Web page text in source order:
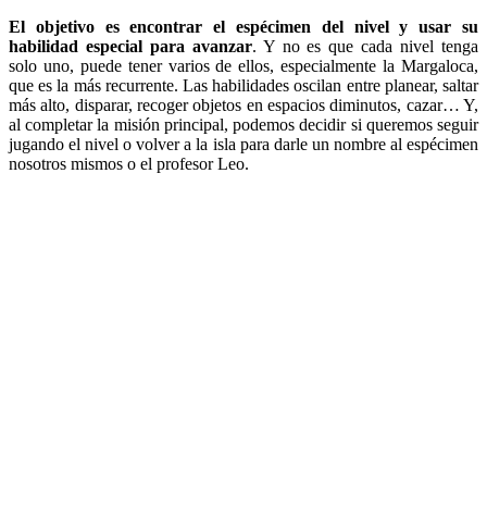
El objetivo es encontrar el espécimen del nivel y usar su
habilidad especial para avanzar. Y no es que cada nivel tenga
solo uno, puede tener varios de ellos, especialmente la Margaloca,
que es la más recurrente. Las habilidades oscilan entre planear, saltar
más alto, disparar, recoger objetos en espacios diminutos, cazar… Y,
al completar la misión principal, podemos decidir si queremos seguir
jugando el nivel o volver a la isla para darle un nombre al espécimen
nosotros mismos o el profesor Leo.